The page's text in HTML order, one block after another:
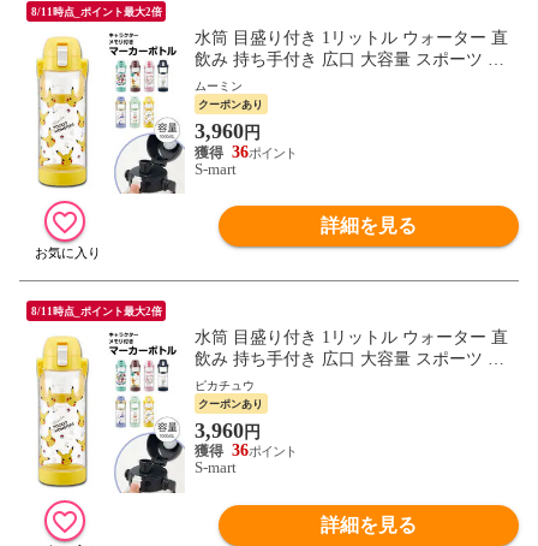
8/11時点_ポイント最大2倍
水筒 目盛り付き 1リットル ウォーター 直
飲み 持ち手付き 広口 大容量 スポーツ ア
ウトドア ドリンクマーカーボトル 1000ml
PDMK10
ムーミン
クーポンあり
3,960円
36
S-mart
詳細を見る
8/11時点_ポイント最大2倍
水筒 目盛り付き 1リットル ウォーター 直
飲み 持ち手付き 広口 大容量 スポーツ ア
ウトドア ドリンクマーカーボトル 1000ml
PDMK10
ピカチュウ
クーポンあり
3,960円
36
S-mart
詳細を見る